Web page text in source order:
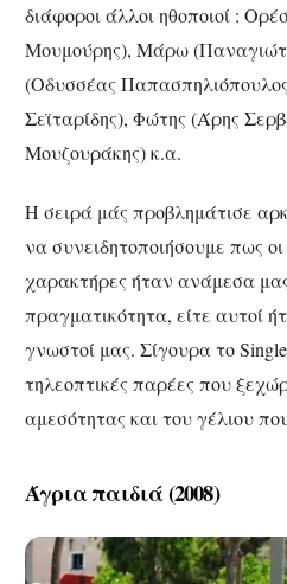
διάφοροι άλλοι ηθοποιοί :
Μουμούρης), Μάρω
(Οδυσσέας
Σεϊταρίδης), Φώτης (Άρης
Μουζουράκης) κ.α.
Η σειρά μάς προβλημάτισε
να συνειδητοποιήσουμε πως
χαρακτήρες ήταν ανάμεσα
πραγματικότητα, είτε αυτοί
γνωστοί μας. Σίγουρα το
τηλεοπτικές παρέες που
αμεσότητας και του γέλιου
Άγρια παιδιά (2008)